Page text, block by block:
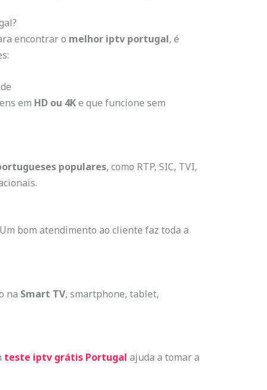
encontrar o melhor iptv portugal, é
em HD ou 4Ke que funcione sem
populares, como RTP, SIC, TVI,
bom atendimento ao cliente faz toda a
na Smart TV, smartphone, tablet,
teste iptv grátis Portugal ajuda a tomar a